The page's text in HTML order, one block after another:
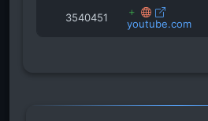
3540451 youtube.com